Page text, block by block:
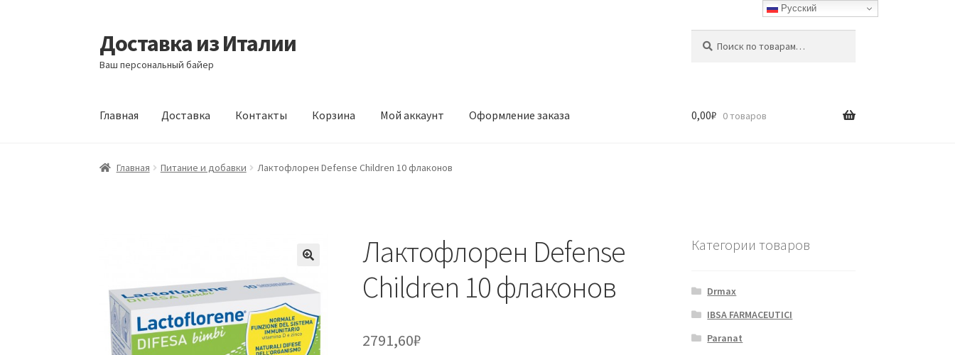
Перейти
к
навигации
Перейти
к
содержимому
Доставка из Италии
Ваш персональный байер
Главная Доставка Контакты Корзина Мой аккаунт Оформление заказа
Главная Доставка Контакты Корзина Мой аккаунт Оформление заказа
0,00₽ 0 товаров
Главная Питание и добавки Лактофлорен Defense Children 10 флаконов
Лактофлорен Defense
Children 10 флаконов
2791,60₽
Категории товаров
Drmax
IBSA FARMACEUTICI
Paranat
Русский